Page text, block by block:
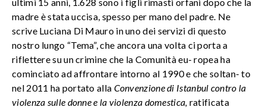
madre è stata uccisa, spesso per mano del padre. Ne
scrive Luciana Di Mauro in uno dei servizi di questo
nostro lungo “Tema”, che ancora una volta ci porta a
riflettere su un crimine che la Comunità eu- ropea ha
cominciato ad affrontare intorno al 1990 e che soltan- to
nel 2011 ha portato alla Convenzione di Istanbul contro la
violenza sulle donne e la violenza domestica, ratificata